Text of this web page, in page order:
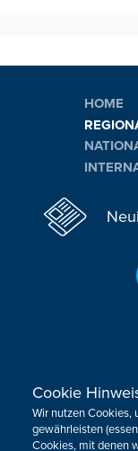
HOME
Sie haben
Cookie
Wir nutzen Cookies,
gewährleisten
Cookies, mit denen